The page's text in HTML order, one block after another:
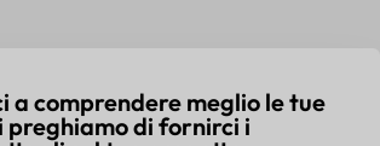
a comprendere meglio le tue
preghiamo di fornirci i